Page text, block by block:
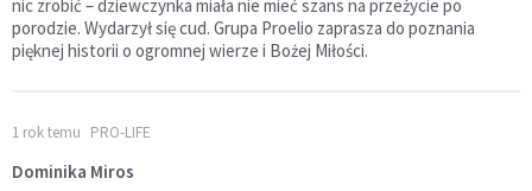
nic zrobić – dziewczynka miała nie mieć szans na przeżycie po
porodzie. Wydarzył się cud. Grupa Proelio zaprasza do poznania
pięknej historii o ogromnej wierze i Bożej Miłości.
1 rok temu PRO-LIFE
Dominika Miros